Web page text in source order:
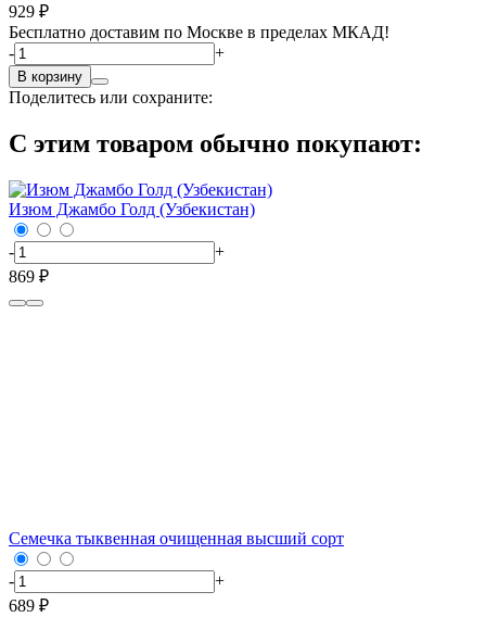
929 ₽
Бесплатно доставим по Москве в пределах МКАД!
-
+
В корзину
Поделитесь или сохраните:
С этим товаром обычно покупают:
Изюм Джамбо Голд (Узбекистан)
-
+
869 ₽
Семечка тыквенная очищенная высший сорт
-
+
689 ₽